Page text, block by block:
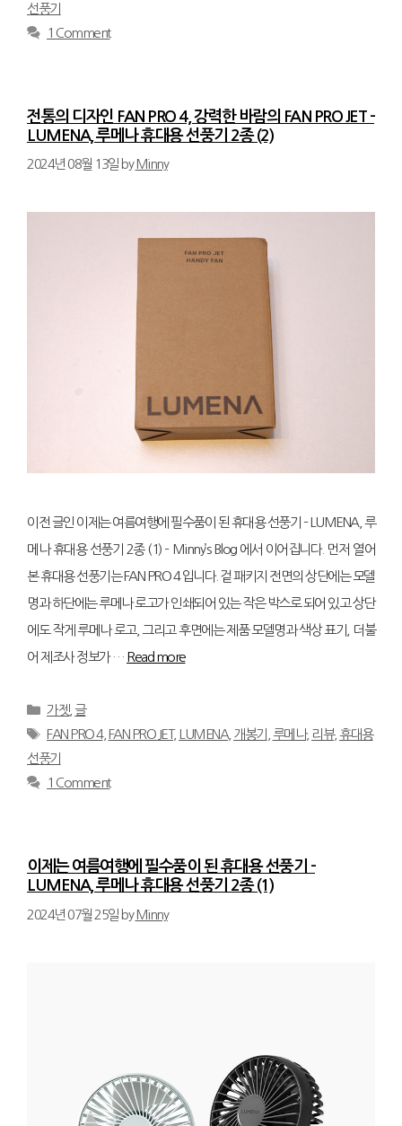
선풍기
1 Comment
전통의 디자인 FAN PRO 4, 강력한 바람의 FAN PRO JET –
LUMENA, 루메나 휴대용 선풍기 2종 (2)
2024년 08월 13일 by Minny
이전 글인 이제는 여름여행에 필수품이 된 휴대용 선풍기 – LUMENA, 루
메나 휴대용 선풍기 2종 (1) – Minny’s Blog 에서 이어집니다. 먼저 열어
본 휴대용 선풍기는 FAN PRO 4 입니다. 겉 패키지 전면의 상단에는 모델
명과 하단에는 루메나 로고가 인쇄되어 있는 작은 박스로 되어 있고 상단
에도 작게 루메나 로고, 그리고 후면에는 제품 모델명과 색상 표기, 더불
어 제조사 정보가 … Read more
Categories
가젯, 글
Tags
FAN PRO 4, FAN PRO JET, LUMENA, 개봉기 루메나, 리뷰, 휴대용
선풍기
1 Comment
이제는 여름여행에 필수품이 된 휴대용 선풍기 –
LUMENA, 루메나 휴대용 선풍기 2종 (1)
2024년 07월 25일 byMinny